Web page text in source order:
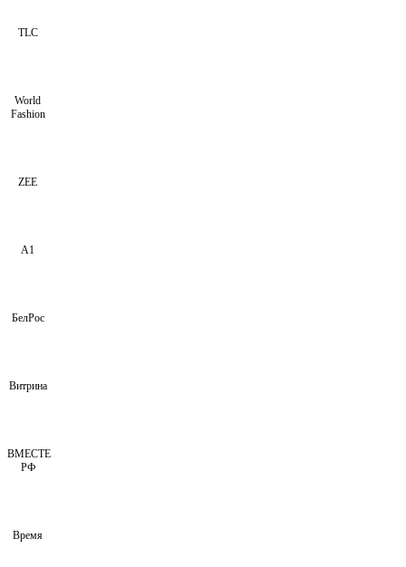
TLC
World
Fashion
ZEE
А1
БелРос
Витрина
ВМЕСТЕ
РФ
Время